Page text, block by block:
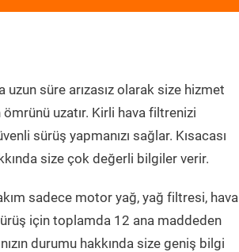
uzun süre arızasız olarak size hizmet
uzatır. Kirli hava filtrenizi
sürüş yapmanızı sağlar. Kısacası
size çok değerli bilgiler verir.
sadece motor yağ, yağ filtresi, hava
için toplamda 12 ana maddeden
durumu hakkında size geniş bilgi